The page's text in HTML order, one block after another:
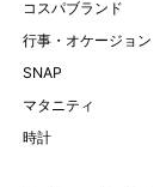
コスパブランド
行事・オケージョン
SNAP
マタニティ
時計